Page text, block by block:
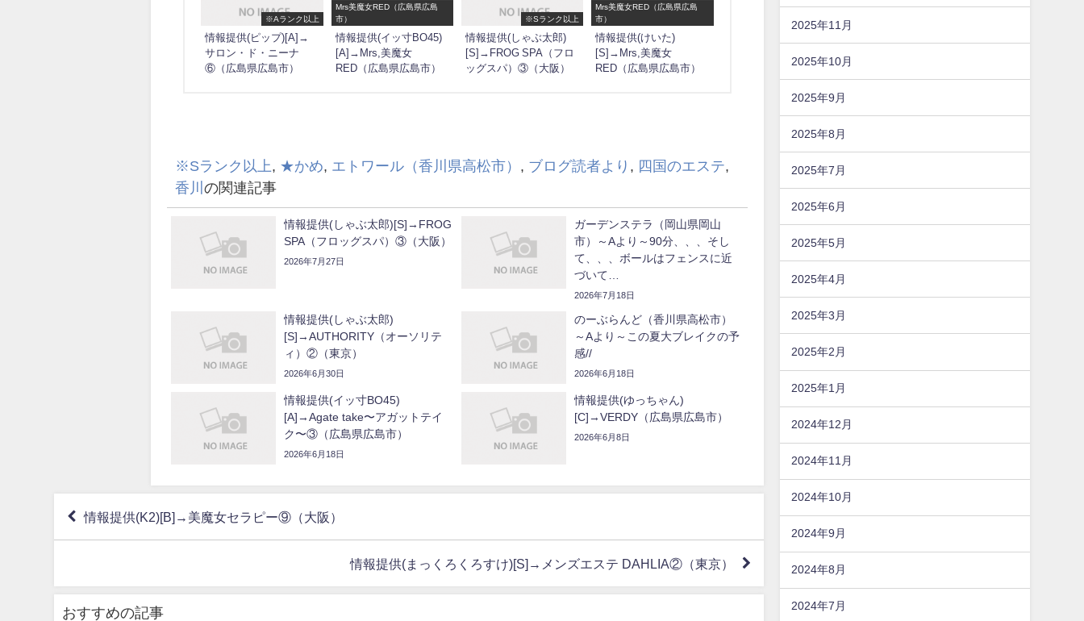
※Aランク以上
情報提供(ピップ)[A]→
サロン・ド・ニーナ
⑥（広島県広島市）
Mrs美魔女RED（広島県広島
市）
情報提供(イッ寸BO45)
[A]→Mrs,美魔女
RED（広島県広島市）
※Sランク以上
情報提供(しゃぶ太郎)
[S]→FROG SPA（フロ
ッグスパ）③（大阪）
Mrs美魔女RED（広島県広島
市）
情報提供(けいた)
[S]→Mrs,美魔女
RED（広島県広島市）
※Sランク以上, ★かめ, エトワール（香川県高松市） , ブログ読者より , 四国のエステ,
香川の関連記事
情報提供(しゃぶ太郎)[S]→FROG
SPA（フロッグスパ）③（大阪）
2026年7月27日
ガーデンステラ（岡山県岡山
市）～Aより～90分、、、そし
て、、、ボールはフェンスに近
づいて…
2026年7月18日
情報提供(しゃぶ太郎)
[S]→AUTHORITY（オーソリテ
ィ）②（東京）
2026年6月30日
のーぶらんど（香川県高松市）
～Aより～この夏大ブレイクの予
感//
2026年6月18日
情報提供(イッ寸BO45)
[A]→Agate take〜アガットテイ
ク〜③（広島県広島市）
2026年6月18日
情報提供(ゆっちゃん)
[C]→VERDY（広島県広島市）
2026年6月8日
情報提供(K2)[B]→美魔女セラピー⑨（大阪）
情報提供(まっくろくろすけ)[S]→メンズエステ DAHLIA②（東京）
おすすめの記事
2025年11月
2025年10月
2025年9月
2025年8月
2025年7月
2025年6月
2025年5月
2025年4月
2025年3月
2025年2月
2025年1月
2024年12月
2024年11月
2024年10月
2024年9月
2024年8月
2024年7月